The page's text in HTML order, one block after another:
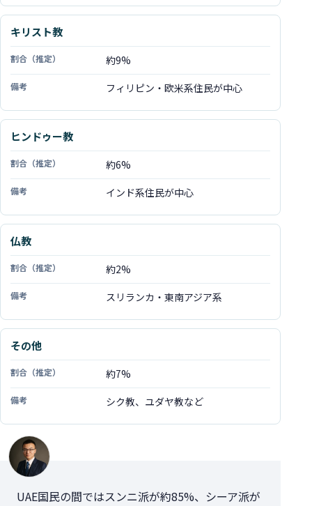
キリスト教
約9%
フィリピン・欧米系住民が中心
ヒンドゥー教
約6%
インド系住民が中心
仏教
約2%
スリランカ・東南アジア系
その他
約7%
シク教、ユダヤ教など
UAE国民の間ではスンニ派が約85%、シーア派が